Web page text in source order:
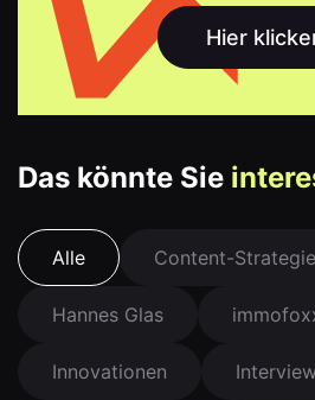
Hier
Das könnte Sie
Alle Content-Strategie
Hannes Glas
Innovationen